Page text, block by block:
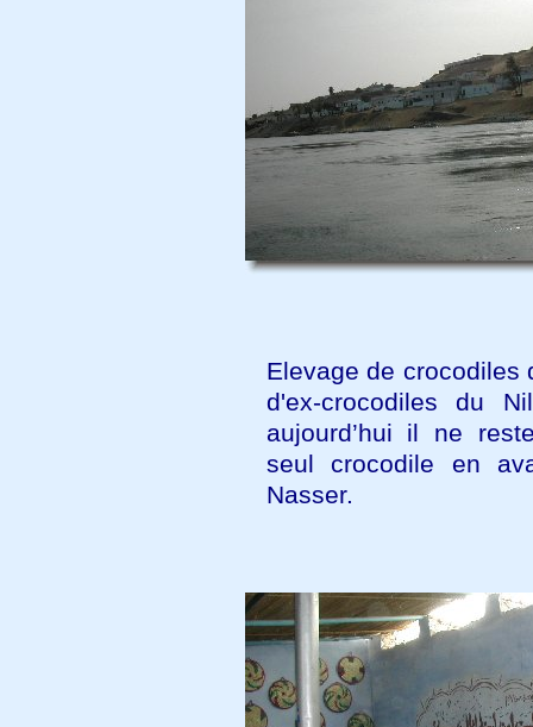
Elevage de crocodiles
d'ex-crocodiles du
aujourd’hui il ne
seul crocodile en
Nasser.